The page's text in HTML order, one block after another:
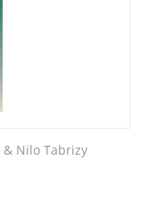
Nilo Tabrizy